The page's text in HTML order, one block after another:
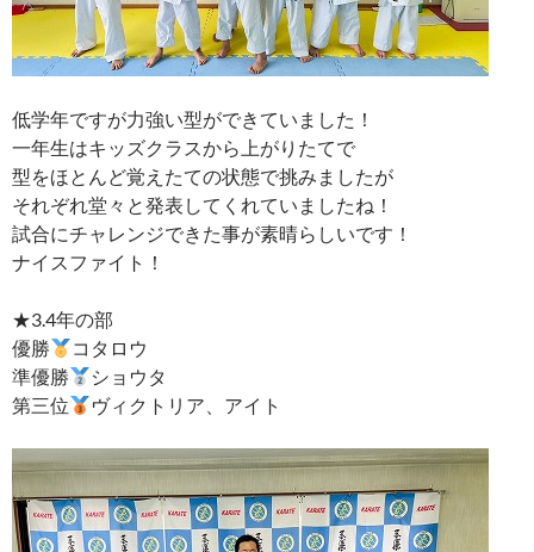
低学年ですが力強い型ができていました！
一年生はキッズクラスから上がりたてで
型をほとんど覚えたての状態で挑みましたが
それぞれ堂々と発表してくれていましたね！
試合にチャレンジできた事が素晴らしいです！
ナイスファイト！
★3.4年の部
優勝
コタロウ
準優勝
ショウタ
第三位
ヴィクトリア、アイト